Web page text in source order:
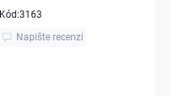
Kód:3163
Napište recenzi